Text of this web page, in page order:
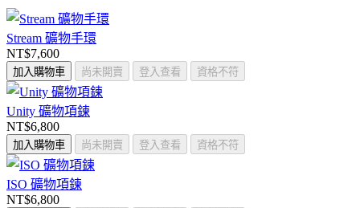
Stream 礦物手環
NT$7,600
加入購物車 尚未開賣 登入查看 資格不符
Unity 礦物項鍊
NT$6,800
加入購物車 尚未開賣 登入查看 資格不符
ISO 礦物項鍊
NT$6,800